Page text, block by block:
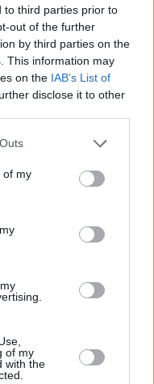
to third parties prior to
out of the further
by third parties on the
This information may
on the IAB’s List of
disclose it to other
of my
of my
with the
Due minuti dopo ci
di sinistro non crea
Succede poco altro
risultato di 0-0.
45 minuti. La
nella ripresa. Il gioco
dai fischi
con una
Il match scivola verso
l’occasione più grande
su angolo che
Amdouni che chiama al
dal 120′, Campaz si